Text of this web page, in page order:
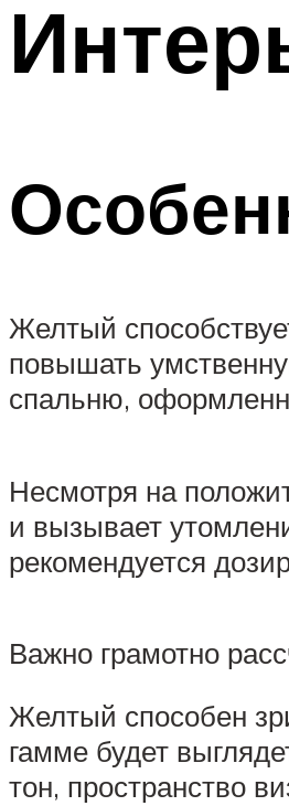
Желтый
повышать
спальню,
Несмотря на
и вызывает
рекомендуется
Важно грамотно
Желтый способен
гамме будет
тон, пространство